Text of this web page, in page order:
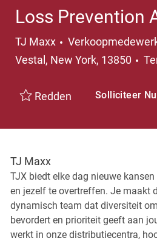
Loss Prevention
TJ Maxx Categorie
Vestal, New York, 13850
Redden Solliciteer Nu
TJ Maxx
TJX biedt elke dag nieuwe
en jezelf te overtreffen. Je maakt
dynamisch team dat diversiteit
bevordert en prioriteit geeft aan
werkt in onze distributiecentra,